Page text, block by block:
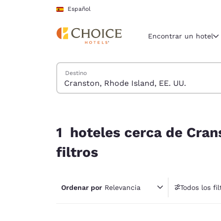
Saltar A Contenido Principal
Español
Región y
América
América
Encontrar un hotel
Buscar hoteles
Destino
1 hoteles cerca de
filtros
Ordenar por Relevancia Todos los
1